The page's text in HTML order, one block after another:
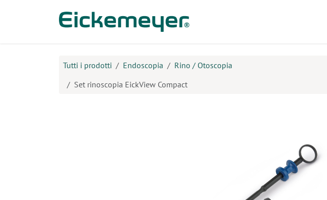
Tutti i prodotti Endoscopia
Rino / Otoscopia
Set rinoscopia EickView Compact